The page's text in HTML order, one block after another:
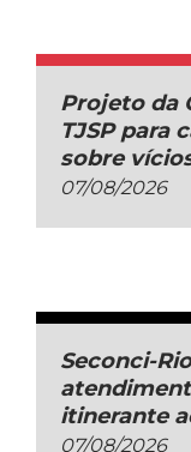
Projeto da
TJSP para
sobre
07/08/2026
Seconci-
itinerante
07/08/2026